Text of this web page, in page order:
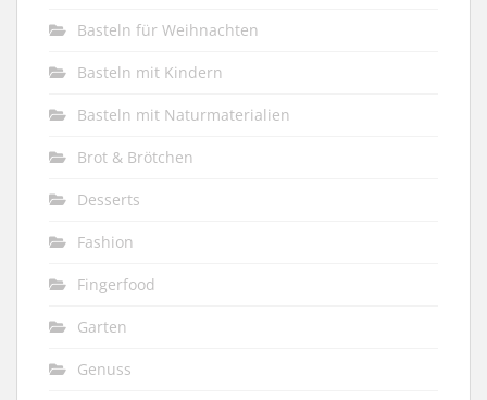
Basteln für Weihnachten
Basteln mit Kindern
Basteln mit Naturmaterialien
Brot & Brötchen
Desserts
Fashion
Fingerfood
Garten
Genuss